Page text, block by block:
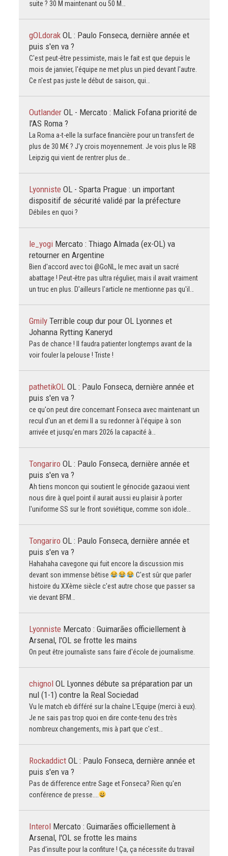
suite ? 30 M maintenant ou 50 M…
gOLdorak OL : Paulo Fonseca, dernière année et
puis s'en va ?
C'est peut-être pessimiste, mais le fait est que depuis le
mois de janvier, l'équipe ne met plus un pied devant l'autre.
Ce n'est pas juste le début de saison, qui…
Outlander OL - Mercato : Malick Fofana priorité de
l’AS Roma ?
La Roma a-t-elle la surface financière pour un transfert de
plus de 30 M€ ? J'y crois moyennement. Je vois plus le RB
Leipzig qui vient de rentrer plus de…
Lyonniste OL - Sparta Prague : un important
dispositif de sécurité validé par la préfecture
Débiles en quoi ?
le_yogi Mercato : Thiago Almada (ex-OL) va
retourner en Argentine
Bien d'accord avec toi @GoNL, le mec avait un sacré
abattage ! Peut-être pas ultra régulier, mais il avait vraiment
un truc en plus. D'ailleurs l'article ne mentionne pas qu'il…
Gmily Terrible coup dur pour OL Lyonnes et
Johanna Rytting Kaneryd
Pas de chance ! Il faudra patienter longtemps avant de la
voir fouler la pelouse ! Triste !
pathetikOL OL : Paulo Fonseca, dernière année et
puis s'en va ?
ce qu'on peut dire concernant Fonseca avec maintenant un
recul d'un an et demi Il a su redonner à l'équipe à son
arrivée et jusqu'en mars 2026 la capacité à…
Tongariro OL : Paulo Fonseca, dernière année et
puis s'en va ?
Ah tiens moncon qui soutient le génocide gazaoui vient
nous dire à quel point il aurait aussi eu plaisir à porter
l'uniforme SS sur le front soviétique, comme son idole…
Tongariro OL : Paulo Fonseca, dernière année et
puis s'en va ?
Hahahaha cavegone qui fuit encore la discussion mis
devant son immense bêtise
C'est sûr que parler
histoire du XXème siècle c'est autre chose que passer sa
vie devant BFM…
Lyonniste Mercato : Guimarães officiellement à
Arsenal, l'OL se frotte les mains
On peut être journaliste sans faire d'école de journalisme.
chignol OL Lyonnes débute sa préparation par un
nul (1-1) contre la Real Sociedad
Vu le match eb différé sur la chaîne L'Equipe (merci à eux).
Je ne sais pas trop quoi en dire conte-tenu des très
nombreux changements, mis à part que c'est…
Rockaddict OL : Paulo Fonseca, dernière année et
puis s'en va ?
Pas de difference entre Sage et Fonseca? Rien qu'en
conférence de presse....
Interol Mercato : Guimarães officiellement à
Arsenal, l'OL se frotte les mains
Pas d'insulte pour la confiture ! Ça, ça nécessite du travail